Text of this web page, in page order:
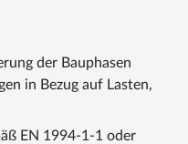
der Bauphasen
in Bezug auf Lasten,
EN 1994-1-1 oder